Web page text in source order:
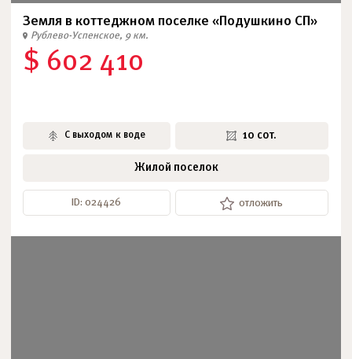
Земля в коттеджном поселке «Подушкино СП»
Рублево-Успенское, 9 км.
$ 602 410
С выходом к воде 10 сот.
Жилой поселок
ID: 024426 отложить